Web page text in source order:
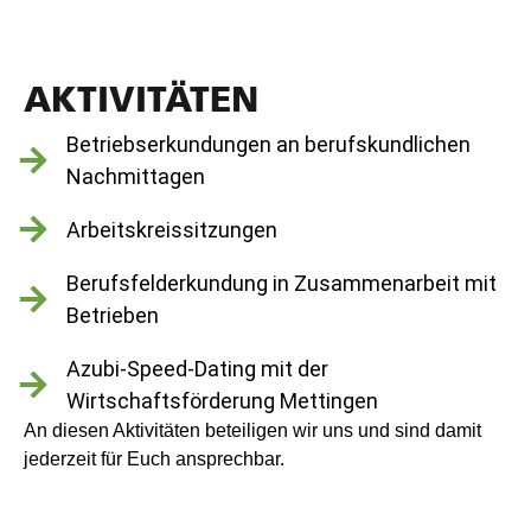
AKTIVITÄTEN
Betriebserkundungen an berufskundlichen
Nachmittagen
Arbeitskreissitzungen
Berufsfelderkundung in Zusammenarbeit mit
Betrieben
Azubi-Speed-Dating mit der
Wirtschaftsförderung Mettingen
An diesen Aktivitäten beteiligen wir uns und sind damit
jederzeit für Euch ansprechbar.